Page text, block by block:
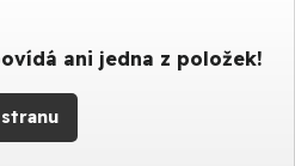
ani jedna z položek!